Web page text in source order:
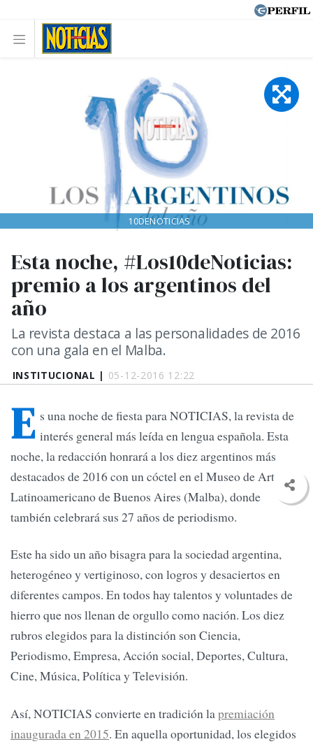
INSTITUCIONAL | 05-12-2016 12:22
Esta noche, #Los10deNoticias:
premio a los argentinos del
año
La revista destaca a las personalidades de 2016
con una gala en el Malba.
10DENOTICIAS
E s una noche de fiesta para NOTICIAS, la revista de
interés general más leída en lengua española. Esta
noche, la redacción honrará a los diez argentinos más
destacados de 2016 con un cóctel en el Museo de Arte
Latinoamericano de Buenos Aires (Malba), donde
también celebrará sus 27 años de periodismo.
Este ha sido un año bisagra para la sociedad argentina,
heterogéneo y vertiginoso, con logros y desaciertos en
diferentes campos. En todos hay talentos y voluntades de
hierro que nos llenan de orgullo como nación. Los diez
rubros elegidos para la distinción son Ciencia,
Periodismo, Empresa, Acción social, Deportes, Cultura,
Cine, Música, Política y Televisión.
Así, NOTICIAS convierte en tradición lapremiación
inaugurada en 2015. En aquella oportunidad, los elegidos